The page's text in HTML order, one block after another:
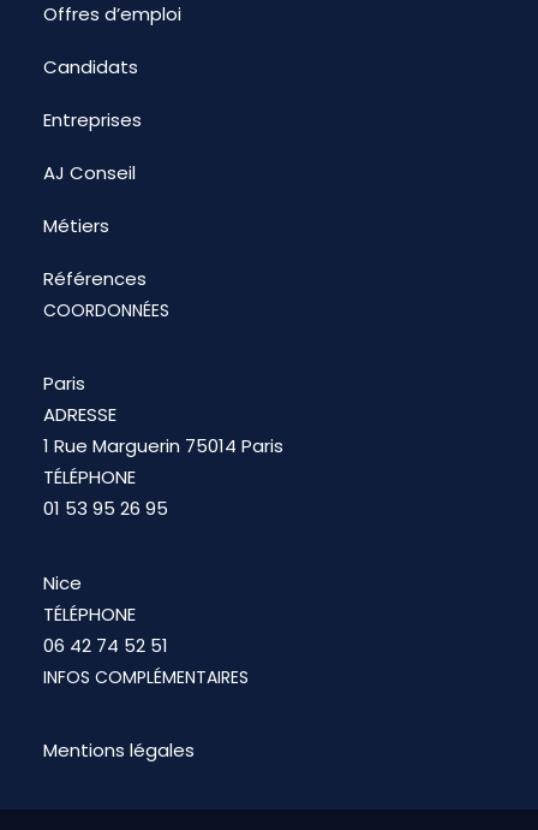
Offres d’emploi
Candidats
Entreprises
AJ Conseil
Métiers
Références
COORDONNÉES
Paris
ADRESSE
1 Rue Marguerin 75014 Paris
TÉLÉPHONE
01 53 95 26 95
Nice
TÉLÉPHONE
06 42 74 52 51
INFOS COMPLÉMENTAIRES
Mentions légales